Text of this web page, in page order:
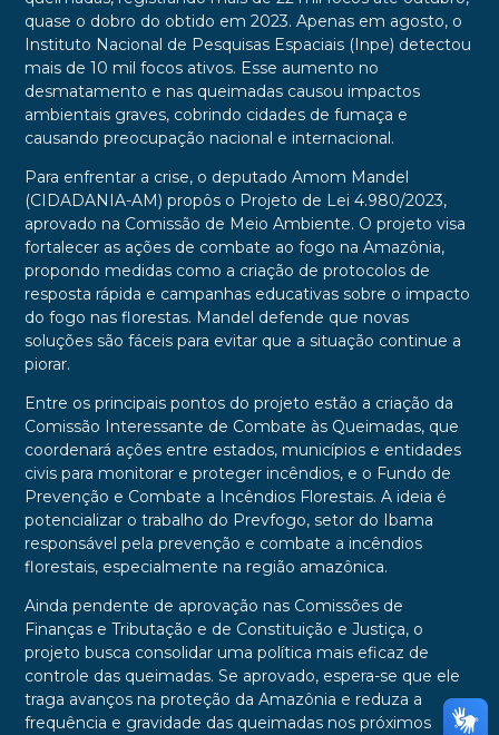
quase o dobro do obtido em 2023. Apenas em agosto, o
Instituto Nacional de Pesquisas Espaciais (Inpe) detectou
mais de 10 mil focos ativos. Esse aumento no
desmatamento e nas queimadas causou impactos
ambientais graves, cobrindo cidades de fumaça e
causando preocupação nacional e internacional.
Para enfrentar a crise, o deputado Amom Mandel
(CIDADANIA-AM) propôs o Projeto de Lei 4.980/2023,
aprovado na Comissão de Meio Ambiente. O projeto visa
fortalecer as ações de combate ao fogo na Amazônia,
propondo medidas como a criação de protocolos de
resposta rápida e campanhas educativas sobre o impacto
do fogo nas florestas. Mandel defende que novas
soluções são fáceis para evitar que a situação continue a
piorar.
Entre os principais pontos do projeto estão a criação da
Comissão Interessante de Combate às Queimadas, que
coordenará ações entre estados, municípios e entidades
civis para monitorar e proteger incêndios, e o Fundo de
Prevenção e Combate a Incêndios Florestais. A ideia é
potencializar o trabalho do Prevfogo, setor do Ibama
responsável pela prevenção e combate a incêndios
florestais, especialmente na região amazônica.
Ainda pendente de aprovação nas Comissões de
Finanças e Tributação e de Constituição e Justiça, o
projeto busca consolidar uma política mais eficaz de
controle das queimadas. Se aprovado, espera-se que ele
traga avanços na proteção da Amazônia e reduza a
frequência e gravidade das queimadas nos próximos